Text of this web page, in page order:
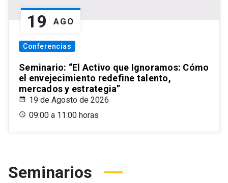
19 AGO
Conferencias
Seminario: “El Activo que Ignoramos: Cómo
el envejecimiento redefine talento,
mercados y estrategia”
19 de Agosto de 2026
09:00 a 11:00 horas
Seminarios